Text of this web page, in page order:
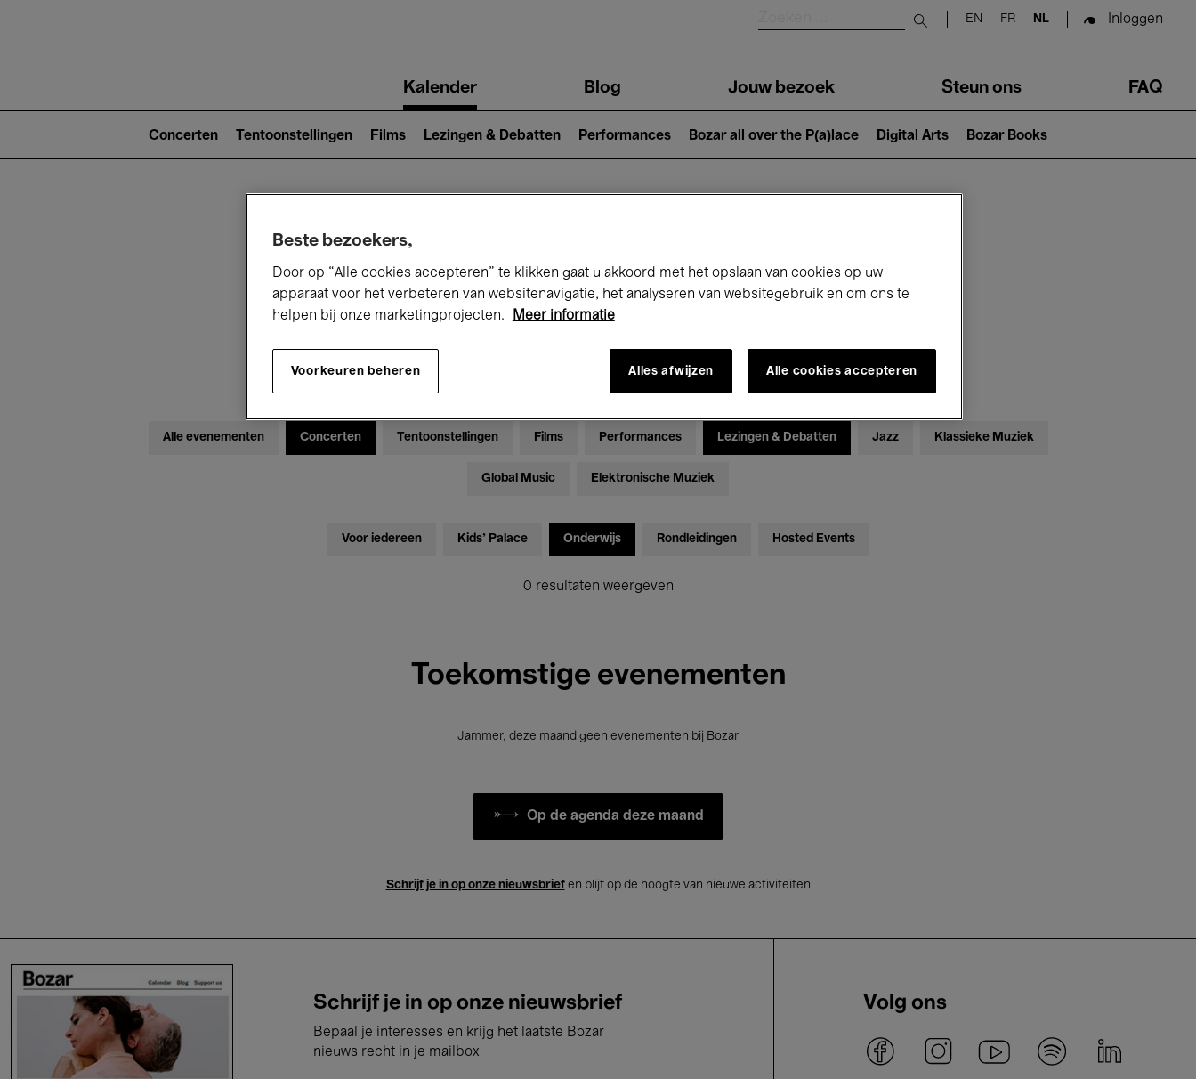
Submit search
EN FR NL Inloggen
navigationKalender Blog Jouw bezoek Steun ons FAQ
2)
Concerten Tentoonstellingen Films Lezingen & Debatten Performances Bozar all over the P(a)lace Digital Arts Bozar Books
Alle evenementen Concerten Tentoonstellingen Films Performances Lezingen & Debatten Jazz Klassieke Muziek
Global Music Elektronische Muziek
Voor iedereen Kids’ Palace Onderwijs Rondleidingen Hosted Events
0 resultaten weergeven
Toekomstige evenementen
Jammer, deze maand geen evenementen bij Bozar
Op de agenda deze maand
Schrijf je in op onze nieuwsbriefen blijf op de hoogte van nieuwe activiteiten
Schrijf je in op onze nieuwsbrief
Bepaal je interesses en krijg het laatste Bozar
nieuws recht in je mailbox
Volg ons
Beste bezoekers,
Door op “Alle cookies accepteren” te klikken gaat u akkoord met het opslaan van cookies op uw
apparaat voor het verbeteren van websitenavigatie, het analyseren van websitegebruik en om ons te
helpen bij onze marketingprojecten.
Meer informatie
Voorkeuren beheren Alles afwijzen Alle cookies accepteren